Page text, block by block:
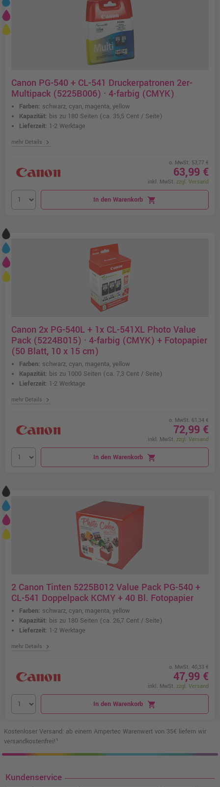
Canon PG-540 + CL-541 Druckerpatronen 2er-
Multipack (5225B006) · 4-farbig (CMYK)
Farben: schwarz, cyan, magenta, yellow
Kapazität: bis zu 180 Seiten (ca. 35,5 Cent / Seite)
Lieferzeit: 1-2 Werktage
mehr Details chevron_right
o. MwSt. 53,77 €
63,99 €
inkl. MwSt. zzgl. Versand
In den Warenkorb shopping_cart
Canon 2x PG-540L + 1x CL-541XL Photo Value
Pack (5224B015) · 4-farbig (CMYK) + Fotopapier
(50 Blatt, 10 x 15 cm)
Farben: schwarz, cyan, magenta, yellow
Kapazität: bis zu 1000 Seiten (ca. 7,3 Cent / Seite)
Lieferzeit: 1-2 Werktage
mehr Details chevron_right
o. MwSt. 61,34 €
72,99 €
inkl. MwSt. zzgl. Versand
In den Warenkorb shopping_cart
2 Canon Tinten 5225B012 Value Pack PG-540 +
CL-541 Doppelpack KCMY + 40 Bl. Fotopapier
Farben: schwarz, cyan, magenta, yellow
Kapazität: bis zu 180 Seiten (ca. 26,7 Cent / Seite)
Lieferzeit: 1-2 Werktage
mehr Details chevron_right
o. MwSt. 40,33 €
47,99 €
inkl. MwSt. zzgl. Versand
In den Warenkorb shopping_cart
Kostenloser Versand: ab einem Ampertec Warenwert von 35€ liefern wir
versandkostenfrei!¹
Kundenservice